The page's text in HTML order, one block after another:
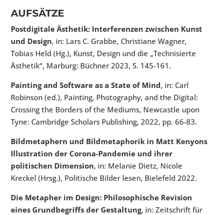
AUFSÄTZE
Postdigitale Ästhetik: Interferenzen zwischen Kunst
und Design, in: Lars C. Grabbe, Christiane Wagner,
Tobias Held (Hg.), Kunst, Design und die „Technisierte
Ästhetik“, Marburg: Büchner 2023, S. 145-161.
Painting and Software as a State of Mind, in: Carl
Robinson (ed.), Painting, Photography, and the Digital:
Crossing the Borders of the Mediums, Newcastle upon
Tyne: Cambridge Scholars Publishing, 2022, pp. 66-83.
Bildmetaphern und Bildmetaphorik in Matt Kenyons
Illustration der Corona-Pandemie und ihrer
politischen Dimension, in: Melanie Dietz, Nicole
Kreckel (Hrsg.), Politische Bilder lesen, Bielefeld 2022.
Die Metapher im Design: Philosophische Revision
eines Grundbegriffs der Gestaltung, in: Zeitschrift für